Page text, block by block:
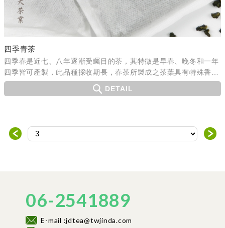
四季青茶
四季春是近七、八年逐漸受矚目的茶，其特徵是早春、晚冬和一年
四季皆可產製，此品種採收期長，春茶所製成之茶葉具有特殊香
味，所以甚受消費市場青睞。
DETAIL
＜ ＞
06-2541889
E-mail :jdtea@twjinda.com